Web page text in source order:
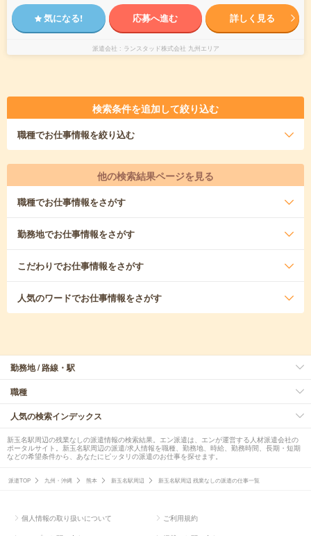
気になる! 応募へ進む 詳しく見る
派遣会社 ランスタッド株式会社 九州エリア
検索条件を追加して絞り込む
職種でお仕事情報を絞り込む
他の検索結果ページを見る
職種でお仕事情報をさがす
勤務地でお仕事情報をさがす
こだわりでお仕事情報をさがす
人気のワードでお仕事情報をさがす
勤務地 / 路線・駅
職種
人気の検索インデックス
新玉名駅周辺の残業なしの派遣情報の検索結果。エン派遣は、エンが運営する人材派遣会社の
ポータルサイト。新玉名駅周辺の派遣/求人情報を職種、勤務地、時給、勤務時間、長期・短期
などの希望条件から、あなたにピッタリの派遣のお仕事を探せます。
派遣TOP 九州・沖縄 熊本 新玉名駅周辺 新玉名駅周辺 残業なしの派遣の仕事一覧
個人情報の取り扱いについて ご利用規約